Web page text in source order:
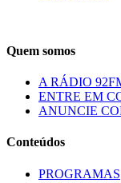
Quem somos
A RÁDIO
ENTRE EM
ANUNCIE
Conteúdos
PROGRAMAS